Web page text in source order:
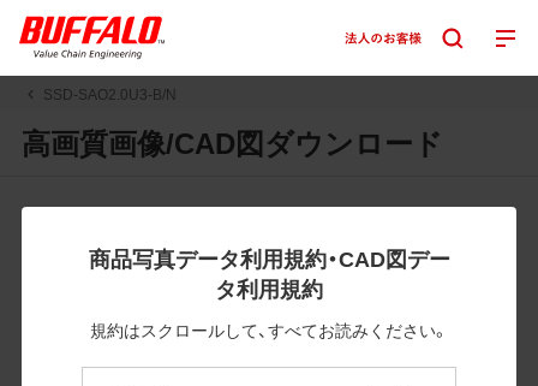
SSD-SAO2.0U3-B/N
高画質画像/CAD図ダウンロード
商品写真データ利用規約・CAD図デー
タ利用規約
規約はスクロールして、すべてお読みください。
すと圧縮ファイルのダウンロードが始まります。
JPEG・EPSファイルにはパスが設定されています。画像編集
の際に便利です。PNG画像は原則として背景を透過したもの
を提供しています。